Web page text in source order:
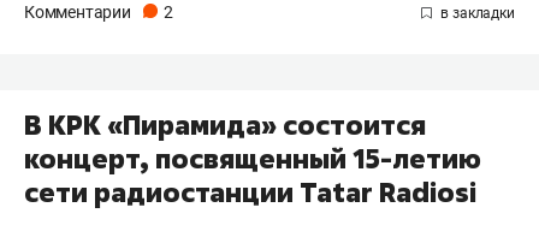
Комментарии 2
В КРК «Пирамида» состоится
концерт, посвященный 15-летию
сети радиостанции Tatar Radiosi